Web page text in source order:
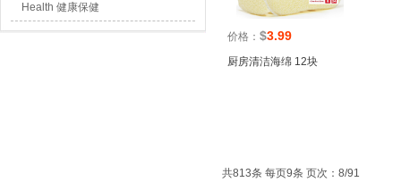
价格： $3.99
厨房清洁海绵 12块
共813条 每页9条 页次：8/91
Health 健康保健